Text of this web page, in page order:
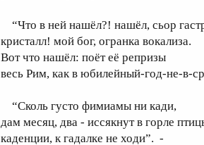
“Что в ней нашёл?! нашёл, сьор
кристалл! мой бог, огранка вокализа.
Вот что нашёл: поёт её репризы
весь Рим, как в юбилейный-год-не-в-
“Сколь густо фимиамы ни кади,
дам месяц, два - иссякнут в горле
каденции, к гадалке не ходи”. -